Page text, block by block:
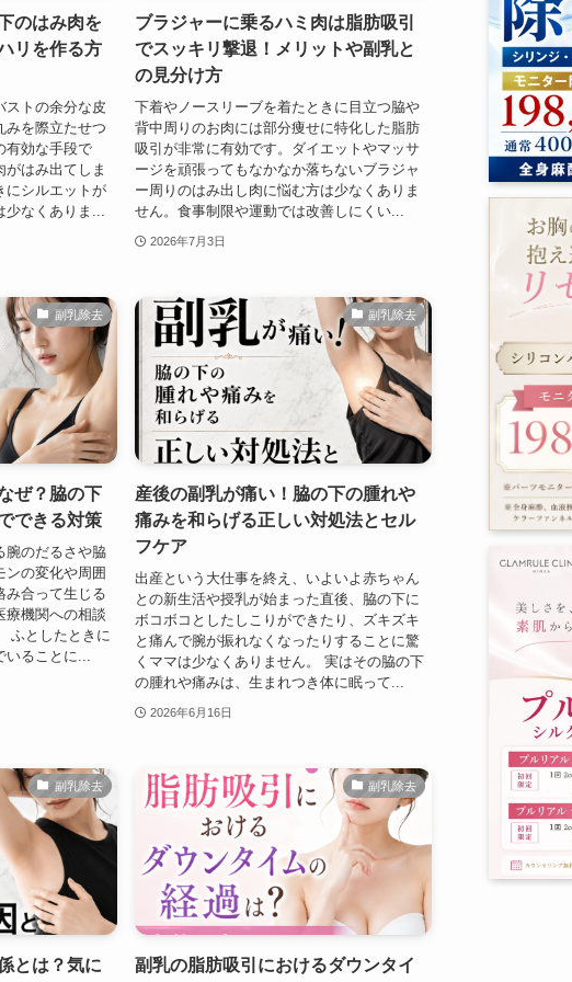
のはみ肉を
リを作る方
ストの余分な皮
みを際立たせつ
有効な手段で
はみ出てしま
にシルエットが
なくありま...
ブラジャーに乗るハミ肉は脂肪吸引
でスッキリ撃退！メリットや副乳と
の見分け方
下着やノースリーブを着たときに目立つ脇や
背中周りのお肉には部分痩せに特化した脂肪
吸引が非常に有効です。ダイエットやマッサ
ージを頑張ってもなかなか落ちないブラジャ
ー周りのはみ出し肉に悩む方は少なくありま
せん。食事制限や運動では改善しにくい...
2026年7月3日
副乳除去
ぜ？脇の下
できる対策
腕のだるさや脇
ンの変化や周囲
み合って生じる
療機関への相談
ふとしたときに
ることに...
副乳除去
産後の副乳が痛い！脇の下の腫れや
痛みを和らげる正しい対処法とセル
フケア
出産という大仕事を終え、いよいよ赤ちゃん
との新生活や授乳が始まった直後、脇の下に
ボコボコとしたしこりができたり、ズキズキ
と痛んで腕が振れなくなったりすることに驚
くママは少なくありません。 実はその脇の下
の腫れや痛みは、生まれつき体に眠って...
2026年6月16日
副乳除去
とは？気に
副乳除去
副乳の脂肪吸引におけるダウンタイ